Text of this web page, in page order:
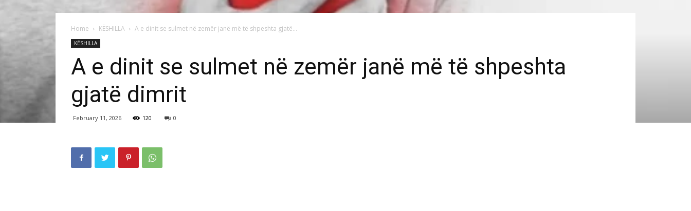
Home KËSHILLA A e dinit se sulmet në zemër janë më të shpeshta gjatë...
KËSHILLA
A e dinit se sulmet në zemër janë më të shpeshta
gjatë dimrit
February 11, 2026 120 0